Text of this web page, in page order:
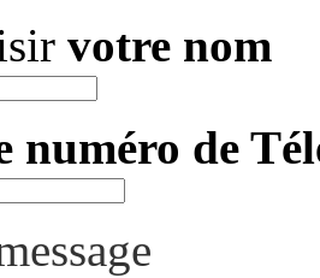
votre nom
numéro de